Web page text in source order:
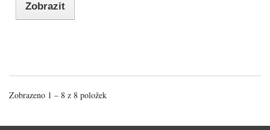
Zobrazit
Zobrazeno 1 – 8 z 8 položek